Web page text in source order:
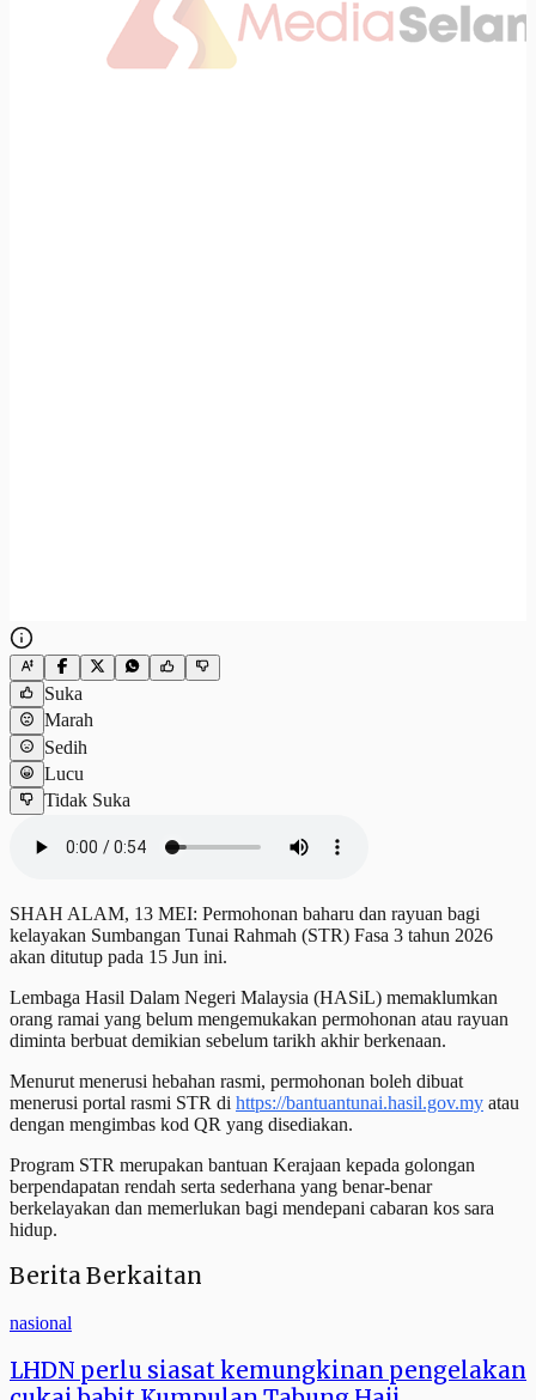
Suka
Marah
Sedih
Lucu
Tidak Suka
SHAH ALAM, 13 MEI: Permohonan baharu dan rayuan bagi
kelayakan Sumbangan Tunai Rahmah (STR) Fasa 3 tahun 2026
akan ditutup pada 15 Jun ini.
Lembaga Hasil Dalam Negeri Malaysia (HASiL) memaklumkan
orang ramai yang belum mengemukakan permohonan atau rayuan
diminta berbuat demikian sebelum tarikh akhir berkenaan.
Menurut menerusi hebahan rasmi, permohonan boleh dibuat
menerusi portal rasmi STR di https://bantuantunai.hasil.gov.my atau
dengan mengimbas kod QR yang disediakan.
Program STR merupakan bantuan Kerajaan kepada golongan
berpendapatan rendah serta sederhana yang benar-benar
berkelayakan dan memerlukan bagi mendepani cabaran kos sara
hidup.
Berita Berkaitan
nasional
LHDN perlu siasat kemungkinan pengelakan